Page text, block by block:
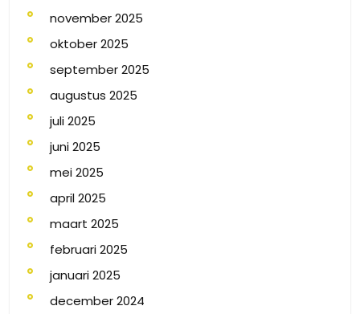
november 2025
oktober 2025
september 2025
augustus 2025
juli 2025
juni 2025
mei 2025
april 2025
maart 2025
februari 2025
januari 2025
december 2024